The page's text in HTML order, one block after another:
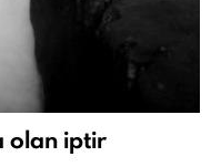
olan iptir